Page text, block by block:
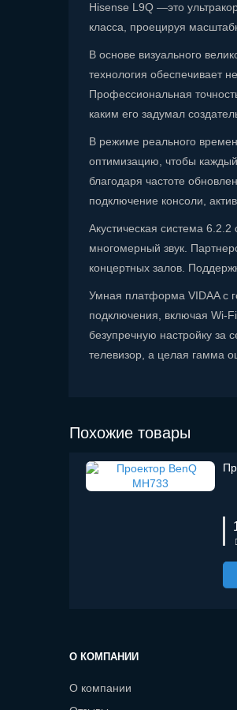
Hisense L9Q —это
класса, проецируя
В основе визуального
технология обеспечивает
Профессиональная
каким его задумал
В режиме реального
оптимизацию, чтобы
благодаря частоте
подключение консоли,
Акустическая система
многомерный звук.
концертных залов.
Умная платформа VIDAA с
подключения, включая Wi-
безупречную настройку за
телевизор, а целая гамма
Похожие товары
О КОМПАНИИ
О компании